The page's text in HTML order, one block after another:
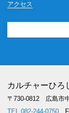
アクセス
カルチャーひろ
〒730-0812 広島市
TEL.082-244-0750